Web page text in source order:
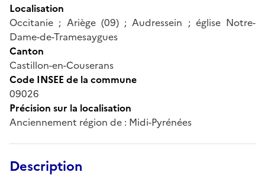
Localisation
Occitanie ; Ariège (09) ; Audressein ; église Notre-
Dame-de-Tramesaygues
Canton
Castillon-en-Couserans
Code INSEE de la commune
09026
Précision sur la localisation
Anciennement région de : Midi-Pyrénées
Description